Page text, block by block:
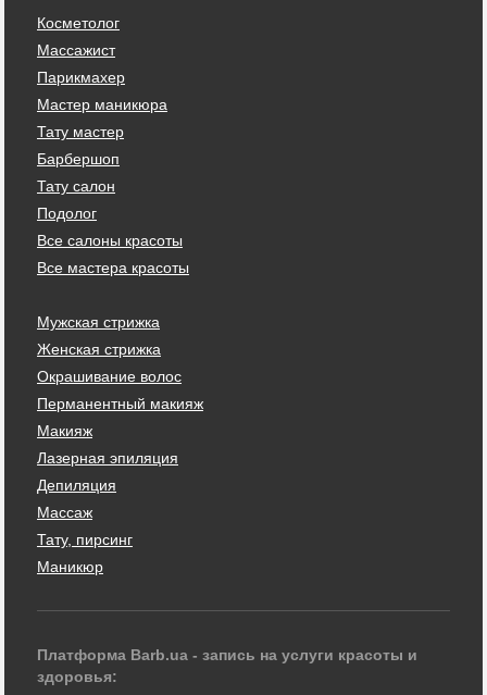
Косметолог
Массажист
Парикмахер
Мастер маникюра
Тату мастер
Барбершоп
Тату салон
Подолог
Все салоны красоты
Все мастера красоты
Мужская стрижка
Женская стрижка
Окрашивание волос
Перманентный макияж
Макияж
Лазерная эпиляция
Депиляция
Массаж
Тату, пирсинг
Маникюр
Платформа Barb.ua - запись на услуги красоты и
здоровья: